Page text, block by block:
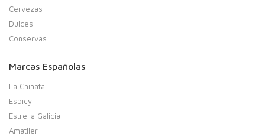
Cervezas
Dulces
Conservas
Marcas Españolas
La Chinata
Espicy
Estrella Galicia
Amatller